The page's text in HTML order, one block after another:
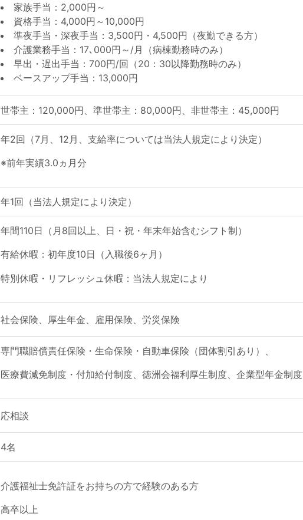
家族手当：2,000円～
資格手当：4,000円～10,000円
準夜手当・深夜手当：3,500円・4,500円（夜勤できる方）
介護業務手当：17､000円～/月（病棟勤務時のみ）
早出・遅出手当：700円/回（20：30以降勤務時のみ）
ベースアップ手当：13,000円
世帯主：120,000円、準世帯主：80,000円、非世帯主：45,000円
年2回（7月、12月、支給率については当法人規定により決定）
※前年実績3.0ヵ月分
年1回（当法人規定により決定）
年間110日（月8回以上、日・祝・年末年始含むシフト制）
有給休暇：初年度10日（入職後6ヶ月）
特別休暇・リフレッシュ休暇：当法人規定により
社会保険、厚生年金、雇用保険、労災保険
専門職賠償責任保険・生命保険・自動車保険（団体割引あり）、
医療費減免制度・付加給付制度、徳洲会福利厚生制度、企業型年金制度
応相談
4名
介護福祉士免許証をお持ちの方で経験のある方
高卒以上